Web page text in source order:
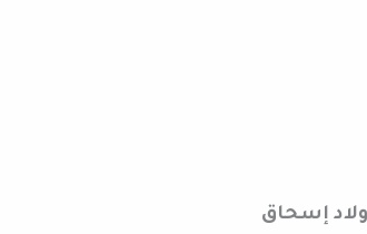
إسحاق